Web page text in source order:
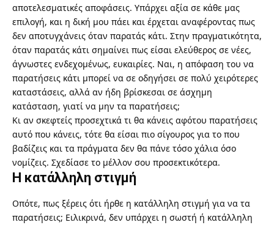
αποτελεσματικές αποφάσεις. Υπάρχει αξία σε κάθε μας
επιλογή, και η δική μου πάει και έρχεται αναφέροντας πως
δεν αποτυγχάνεις όταν παρατάς κάτι. Στην πραγματικότητα,
όταν παρατάς κάτι σημαίνει πως είσαι ελεύθερος σε νέες,
άγνωστες ενδεχομένως, ευκαιρίες. Ναι, η απόφαση του να
παρατήσεις κάτι μπορεί να σε οδηγήσει σε πολύ χειρότερες
καταστάσεις, αλλά αν ήδη βρίσκεσαι σε άσχημη
κατάσταση, γιατί να μην τα παρατήσεις;
Κι αν σκεφτείς προσεχτικά τι θα κάνεις αφότου παρατήσεις
αυτό που κάνεις, τότε θα είσαι πιο σίγουρος για το που
βαδίζεις και τα πράγματα δεν θα πάνε τόσο χάλια όσο
νομίζεις. Σχεδίασε το μέλλον σου προσεκτικότερα.
Η κατάλληλη στιγμή
Οπότε, πως ξέρεις ότι ήρθε η κατάλληλη στιγμή για να τα
παρατήσεις; Ειλικρινά, δεν υπάρχει η σωστή ή κατάλληλη